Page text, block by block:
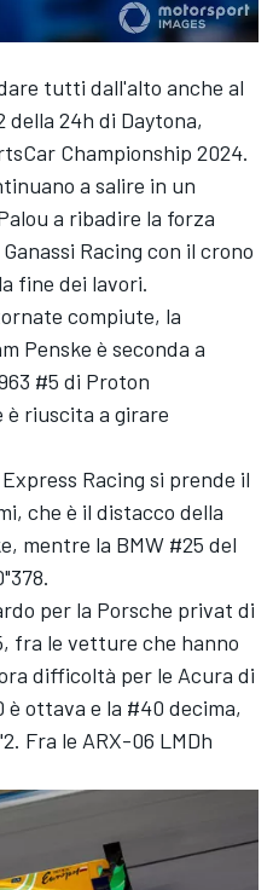
tutti dall'alto anche al
24h di Daytona,
Championship 2024.
a salire in un
a ribadire la forza
Racing con il crono
fine dei lavori.
compiute, la
Penske è seconda a
#5 di Proton
riuscita a girare
Racing si prende il
che è il distacco della
mentre la BMW #25 del
per la Porsche privat di
fra le vetture che hanno
difficoltà per le Acura di
ottava e la #40 decima,
Fra le ARX-06 LMDh